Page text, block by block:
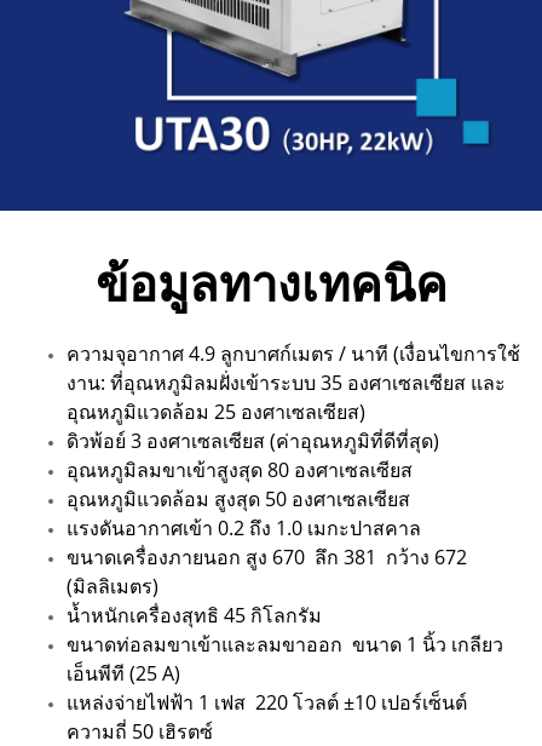
ข้อมูลทางเทคนิค
ความจุอากาศ 4.9 ลูกบาศก์เมตร / นาที (เงื่อนไขการใช้
งาน: ที่อุณหภูมิลมฝั่งเข้าระบบ 35 องศาเซลเซียส และ
อุณหภูมิแวดล้อม 25 องศาเซลเซียส)
ดิวพ้อย์ 3 องศาเซลเซียส (ค่าอุณหภูมิที่ดีที่สุด)
อุณหภูมิลมขาเข้าสูงสุด 80 องศาเซลเซียส
อุณหภูมิแวดล้อม สูงสุด 50 องศาเซลเซียส
แรงดันอากาศเข้า 0.2 ถึง 1.0 เมกะปาสคาล
ขนาดเครื่องภายนอก สูง 670 ลึก 381 กว้าง 672
(มิลลิเมตร)
น้ำหนักเครื่องสุทธิ 45 กิโลกรัม
ขนาดท่อลมขาเข้าและลมขาออก ขนาด 1 นิ้ว เกลียว
เอ็นพีที (25 A)
แหล่งจ่ายไฟฟ้า 1 เฟส 220 โวลต์ ±10 เปอร์เซ็นต์
ความถี่ 50 เฮิรตซ์